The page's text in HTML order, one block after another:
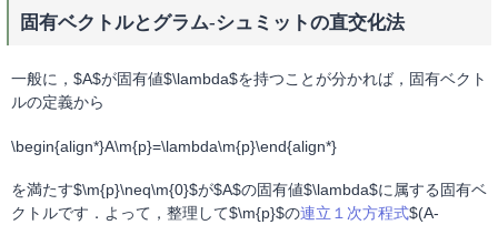
固有ベクトルとグラム-シュミットの直交化法
一般に，$A$が固有値$\lambda$を持つことが分かれば，固有ベクト
ルの定義から
\begin{align*}A\m{p}=\lambda\m{p}\end{align*}
を満たす$\m{p}\neq\m{0}$が$A$の固有値$\lambda$に属する固有ベ
クトルです．よって，整理して$\m{p}$の連立１次方程式$(A-